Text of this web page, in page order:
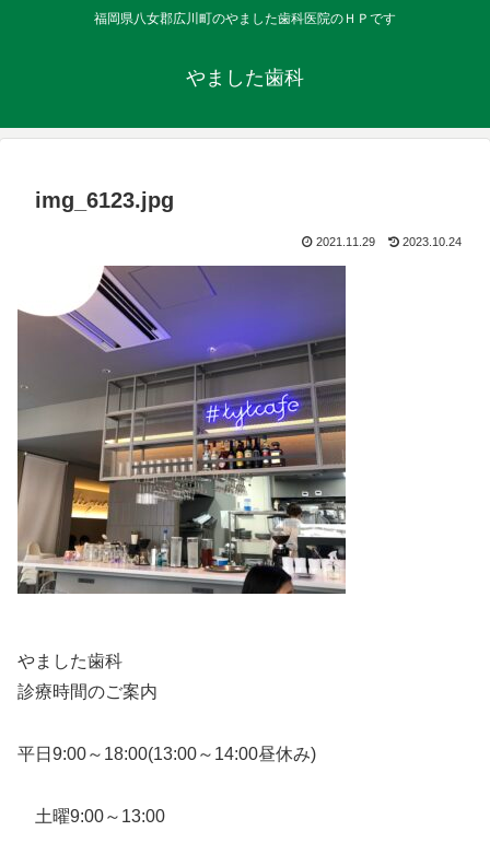
福岡県八女郡広川町のやました歯科医院のＨＰです
やました歯科
img_6123.jpg
2021.11.29 2023.10.24
やました歯科
診療時間のご案内
平日9:00～18:00(13:00～14:00昼休み)
土曜9:00～13:00